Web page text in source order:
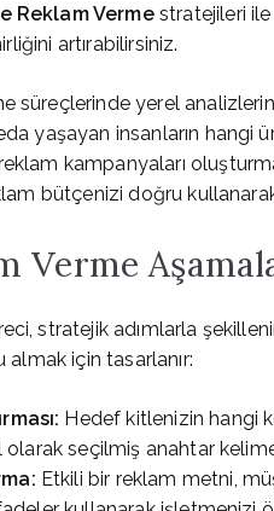
Reklam Vermestratejileri
artırabilirsiniz.
süreçlerinde yerel
yaşayan insanların hangi
kampanyaları
bütçenizi doğru
Verme
stratejik adımlarla
almak için tasarlanır:
Hedef kitlenizin hangi
olarak seçilmiş anahtar
Etkili bir reklam metni,